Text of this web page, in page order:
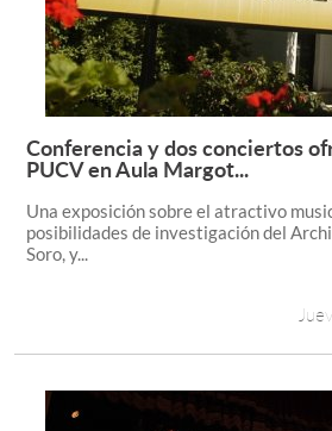
Conferencia y dos conciertos
PUCV en Aula Margot...
Una exposición sobre el atractivo
posibilidades de investigación del
Soro, y...